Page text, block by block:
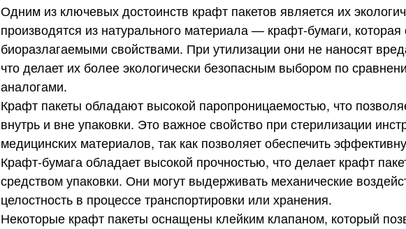
Одним из ключевых достоинств крафт пакетов является их
производятся из натурального материала — крафт-бумаги, которая
биоразлагаемыми свойствами. При утилизации они не наносят
что делает их более экологически безопасным выбором по
аналогами.
Крафт пакеты обладают высокой паропроницаемостью, что
внутрь и вне упаковки. Это важное свойство при стерилизации
медицинских материалов, так как позволяет обеспечить
Крафт-бумага обладает высокой прочностью, что делает крафт
средством упаковки. Они могут выдерживать механические
целостность в процессе транспортировки или хранения.
Некоторые крафт пакеты оснащены клейким клапаном, который